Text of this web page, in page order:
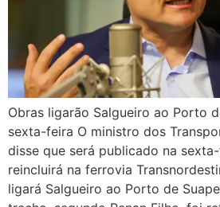
Obras ligarão Salgueiro ao Porto
sexta-feira O ministro dos
disse que será publicado na
reincluirá na ferrovia
ligará Salgueiro ao Porto de